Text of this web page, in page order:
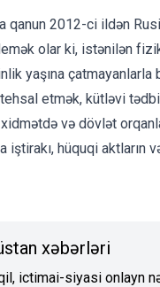
qanun 2012-ci ildən
olar ki, istənilən
yaşına
etmək, kütləvi
və dövlət
iştirakı, hüquqi aktların
xəbərləri
ictimai-siyasi onlayn